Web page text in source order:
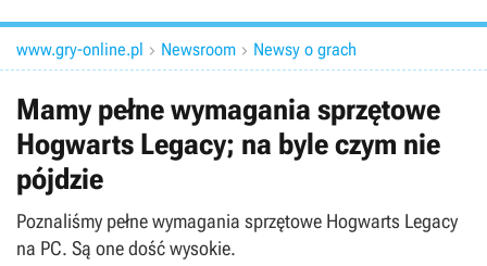
www.gry-online.pl  Newsroom  Newsy o grach
Mamy pełne wymagania sprzętowe
Hogwarts Legacy; na byle czym nie
pójdzie
Poznaliśmy pełne wymagania sprzętowe Hogwarts Legacy
na PC. Są one dość wysokie.